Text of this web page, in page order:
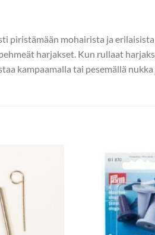
piristämään mohairista ja
harjakset. Kun rullaat
kampaamalla tai pesemällä nukka